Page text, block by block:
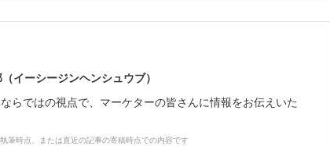
イーシージンヘンシュウブ）
らではの視点で、マーケターの皆さんに情報をお伝えいた
筆時点、または直近の記事の寄稿時点での内容です